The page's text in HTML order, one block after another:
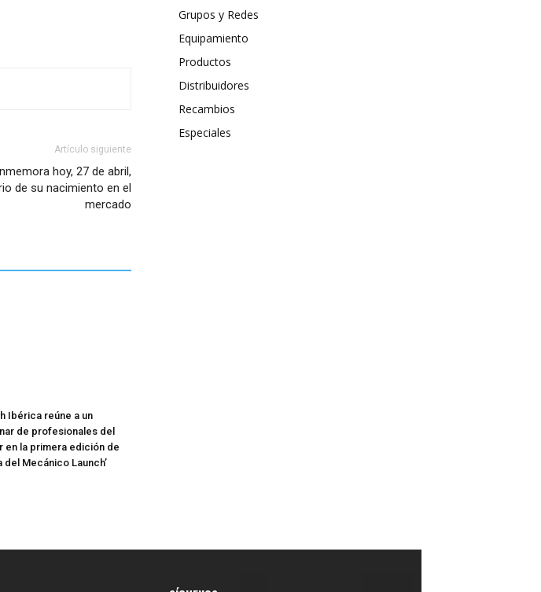
Artículo siguiente
hoy, 27 de abril,
de su nacimiento en el
mercado
Ibérica reúne a un
de profesionales del
en la primera edición de
del Mecánico Launch’
Grupos y Redes
Equipamiento
Productos
Distribuidores
Recambios
Especiales